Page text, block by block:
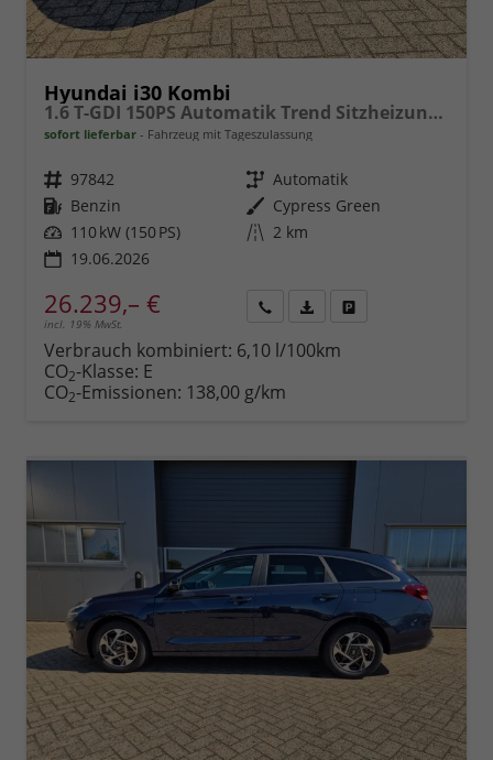
Hyundai i30 Kombi
1.6 T-GDI 150PS Automatik Trend Sitzheizung Lenkradheizung Klimaautomatik PDC v+h Rückf.Kamera Navi Apple CarPlay + Android Auto 16"LM
sofort lieferbar Fahrzeug mit Tageszulassung
Fahrzeugnr. 97842 Getriebe Automatik
Kraftstoff Benzin Außenfarbe Cypress Green
Leistung 110 kW (150 PS) Kilometerstand 2 km
19.06.2026
26.239,– €
incl. 19% MwSt.
anfordern
Datei,
Verbrauch kombiniert: 6,10 l/100km
CO2-Klasse: E
CO2-Emissionen: 138,00 g/km